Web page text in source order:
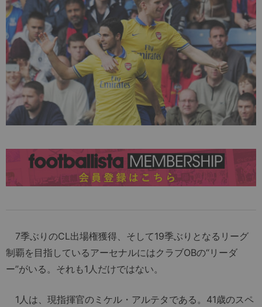
7季ぶりのCL出場権獲得、そして19季ぶりとなるリーグ
制覇を目指しているアーセナルにはクラブOBの“リーダ
ー”がいる。それも1人だけではない。
1人は、現指揮官のミケル・アルテタである。41歳のスペ